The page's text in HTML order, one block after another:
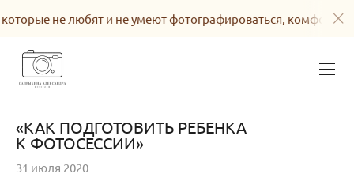
не любят и не умеют фотографироваться, комфортно
«КАК ПОДГОТОВИТЬ РЕБЕНКА
К ФОТОСЕССИИ»
31 июля 2020